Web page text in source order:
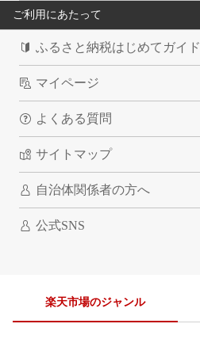
ご利用にあたって
ふるさと納税はじめてガイド
マイページ
よくある質問
サイトマップ
自治体関係者の方へ
公式SNS
楽天市場のジャンル